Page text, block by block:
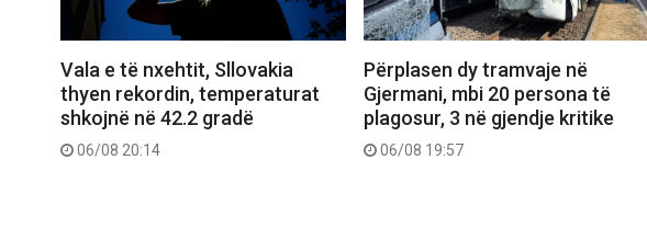
Vala e të nxehtit, Sllovakia
thyen rekordin, temperaturat
shkojnë në 42.2 gradë
06/08 20:14
Përplasen dy tramvaje në
Gjermani, mbi 20 persona të
plagosur, 3 në gjendje kritike
06/08 19:57